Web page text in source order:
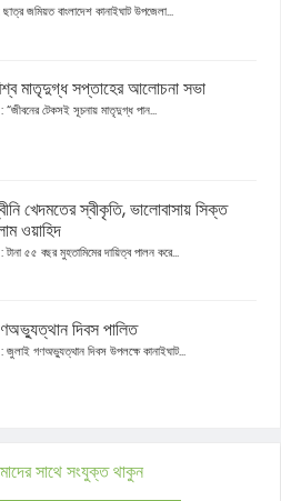
জমিয়ত বাংলাদেশ কানাইঘাট উপজেলা...
মাতৃদুগ্ধ সপ্তাহের আলোচনা সভা
“জীবনের টেকসই সূচনায় মাতৃদুগ্ধ পান...
খেদমতের স্বীকৃতি, ভালোবাসায় সিক্ত
ওয়াহিদ
৫৫ বছর মুহতামিমের দায়িত্ব পালন করে...
দিবস পালিত
জুলাই গণঅভ্যুত্থান দিবস উপলক্ষে কানাইঘাট...
সাথে সংযুক্ত থাকুন